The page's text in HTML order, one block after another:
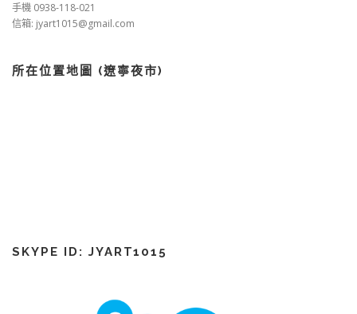
手機 0938-118-021
信箱: jyart1015@gmail.com
所在位置地圖 (遼寧夜市)
SKYPE ID: JYART1015